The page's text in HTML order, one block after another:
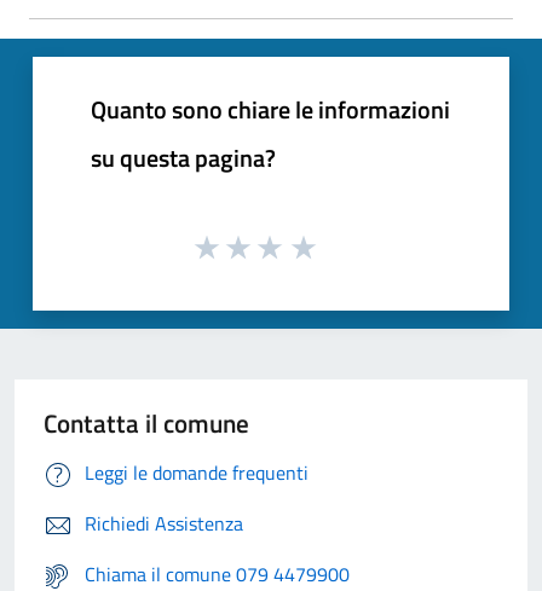
Quanto sono chiare le informazioni
su questa pagina?
Contatta il comune
Leggi le domande frequenti
Richiedi Assistenza
Chiama il comune 079 4479900